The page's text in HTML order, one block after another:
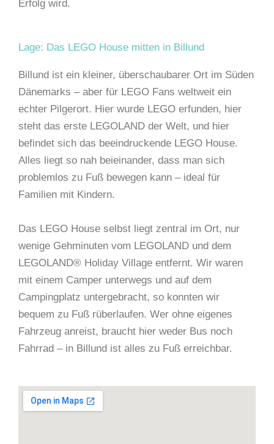
Erfolg wird.
Lage: Das LEGO House mitten in Billund
Billund ist ein kleiner, überschaubarer Ort im Süden
Dänemarks – aber für LEGO Fans weltweit ein
echter Pilgerort. Hier wurde LEGO erfunden, hier
steht das erste LEGOLAND der Welt, und hier
befindet sich das beeindruckende LEGO House.
Alles liegt so nah beieinander, dass man sich
problemlos zu Fuß bewegen kann – ideal für
Familien mit Kindern.
Das LEGO House selbst liegt zentral im Ort, nur
wenige Gehminuten vom LEGOLAND und dem
LEGOLAND® Holiday Village entfernt. Wir waren
mit einem Camper unterwegs und auf dem
Campingplatz untergebracht, so konnten wir
bequem zu Fuß rüberlaufen. Wer ohne eigenes
Fahrzeug anreist, braucht hier weder Bus noch
Fahrrad – in Billund ist alles zu Fuß erreichbar.